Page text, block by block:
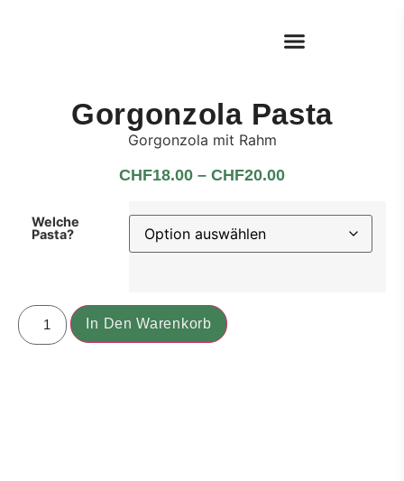
Gorgonzola Pasta
Gorgonzola mit Rahm
CHF18.00 – CHF20.00
Welche
Pasta?
In Den Warenkorb